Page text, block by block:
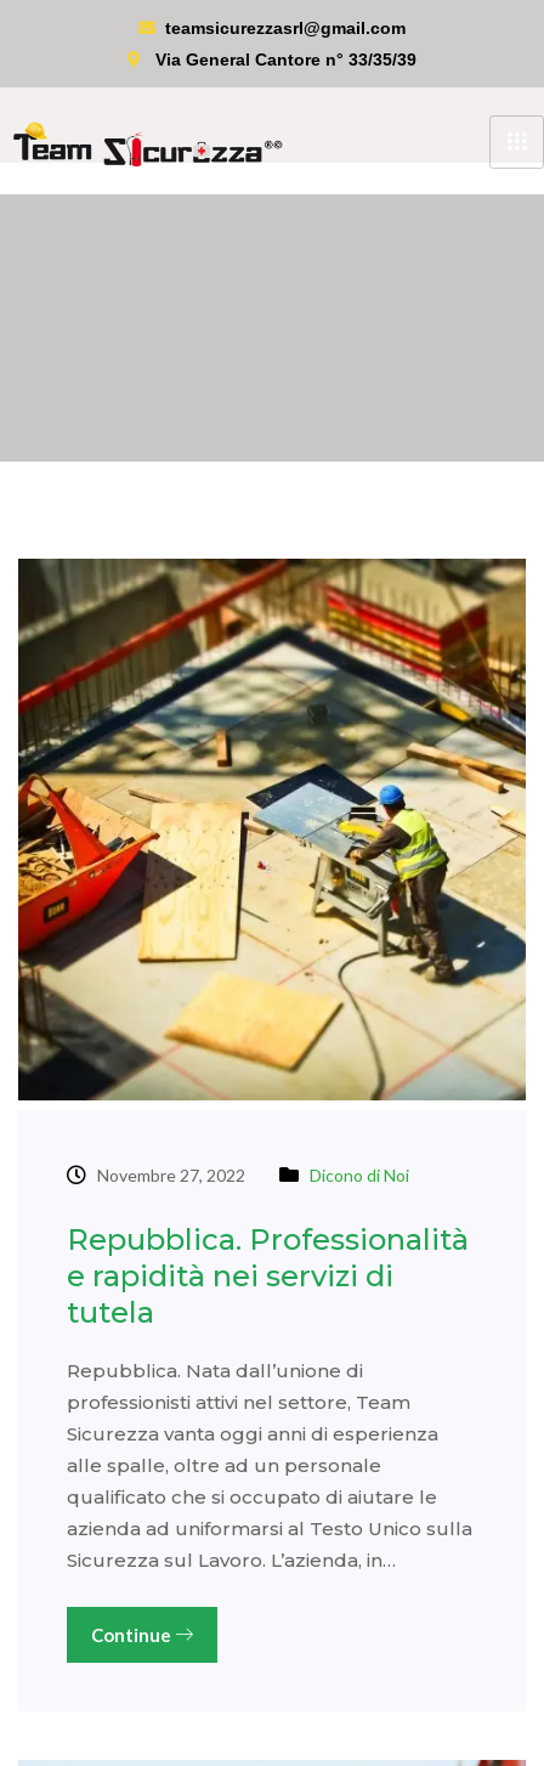
teamsicurezzasrl@gmail.com
Via General Cantore n° 33/35/39
Novembre 27, 2022 Dicono di Noi
Repubblica. Professionalità
e rapidità nei servizi di
tutela
Repubblica. Nata dall’unione di
professionisti attivi nel settore, Team
Sicurezza vanta oggi anni di esperienza
alle spalle, oltre ad un personale
qualificato che si occupato di aiutare le
azienda ad uniformarsi al Testo Unico sulla
Sicurezza sul Lavoro. L’azienda, in…
Continue